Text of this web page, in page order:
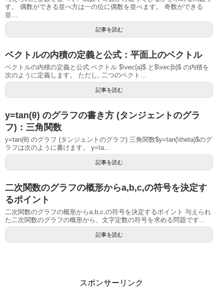
す。 偶数ができる並べ方は一の位に偶数を並べます。 奇数ができる
並...
記事を読む
ベクトルの内積の定義と公式：平面上のベクトル
ベクトルの内積の定義と公式 ベクトル $\vec{a}$ と$\vec{b}$ の内積を
次のように定義します。 ただし, 二つのベクト...
記事を読む
y=tan(θ) のグラフの書き方 (タンジェントのグラ
フ)：三角関数
y=tan(θ) のグラフ (タンジェントのグラフ) 三角関数$y=tan(\theta)$のグ
ラフは次のように書けます。 y=ta...
記事を読む
二次関数のグラフの概形からa,b,c,の符号を決定す
るポイント
二次関数のグラフの概形からa,b,c,の符号を決定するポイント 与えられ
た二次関数のグラフの概形から、文字定数の符号を求める問題です...
記事を読む
スポンサーリンク